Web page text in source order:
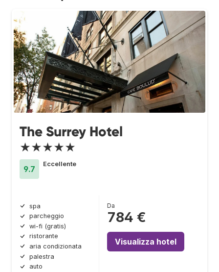
The Surrey Hotel
★★★★★
9.7
Eccellente
spa
parcheggio
wi-fi (gratis)
ristorante
aria condizionata
palestra
auto
Da
784 €
Visualizza hotel